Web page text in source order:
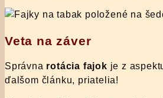
Veta na záver
Správna rotácia fajok je z
ďalšom článku, priatelia!